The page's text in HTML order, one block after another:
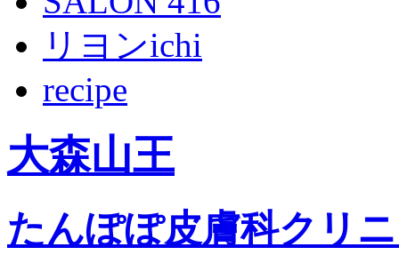
リヨンichi
recipe
大森山王
たんぽぽ皮膚科クリ